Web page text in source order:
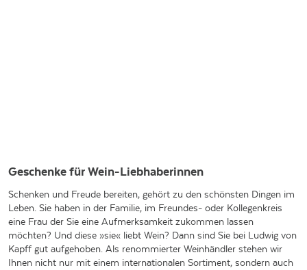
Geschenke für Wein-Liebhaberinnen
Schenken und Freude bereiten, gehört zu den schönsten Dingen im
Leben. Sie haben in der Familie, im Freundes- oder Kollegenkreis
eine Frau der Sie eine Aufmerksamkeit zukommen lassen
möchten? Und diese »sie« liebt Wein? Dann sind Sie bei Ludwig von
Kapff gut aufgehoben. Als renommierter Weinhändler stehen wir
Ihnen nicht nur mit einem internationalen Sortiment, sondern auch